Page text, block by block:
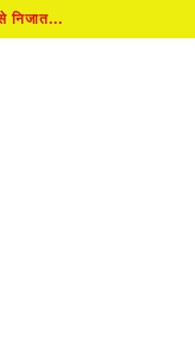
कार्यक्रम की...